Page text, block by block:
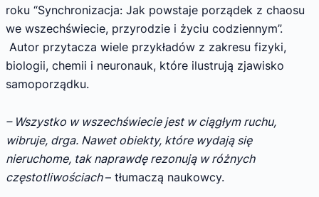
roku “Synchronizacja: Jak powstaje porządek z chaosu
we wszechświecie, przyrodzie i życiu codziennym”.
Autor przytacza wiele przykładów z zakresu fizyki,
biologii, chemii i neuronauk, które ilustrują zjawisko
samoporządku.
– Wszystko w wszechświecie jest w ciągłym ruchu,
wibruje, drga. Nawet obiekty, które wydają się
nieruchome, tak naprawdę rezonują w różnych
częstotliwościach– tłumaczą naukowcy.